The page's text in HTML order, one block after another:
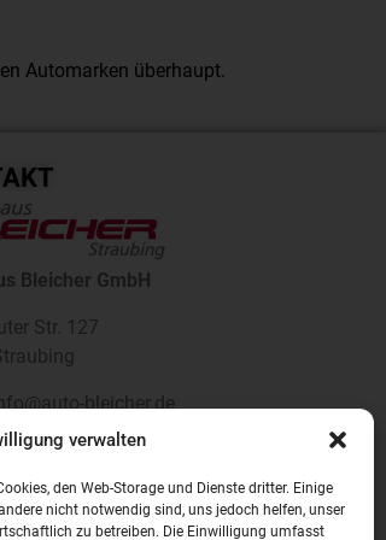
verwalten
den Web-Storage und Dienste dritter. Einige
nicht notwendig sind, uns jedoch helfen, unser
zu betreiben. Die Einwilligung umfasst
Automarken überhaupt.
Bleicher GmbH
Str. 127
bleicher.de
+49 9421 / 5508-0
UNS...